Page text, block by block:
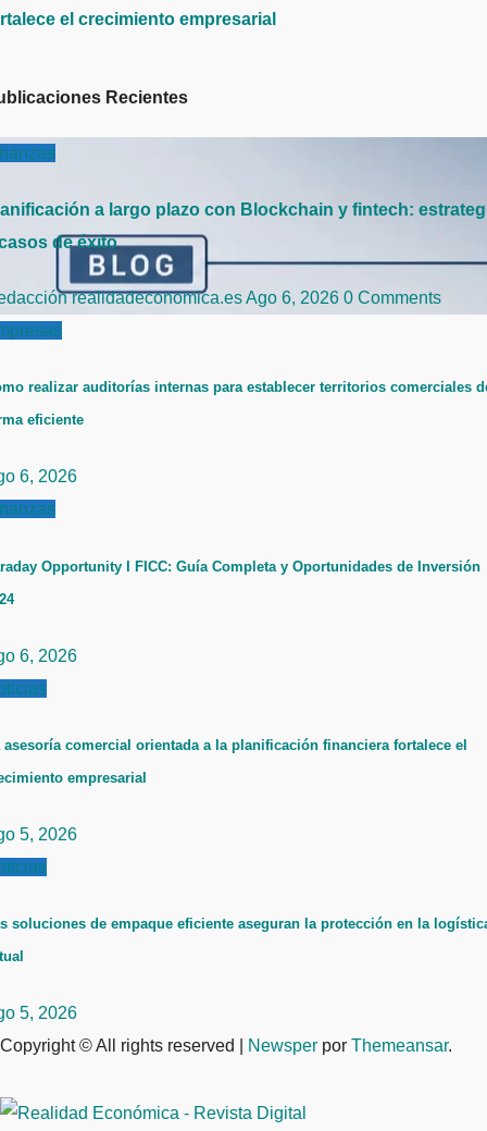
el crecimiento empresarial
Recientes
a largo plazo con Blockchain y fintech:
de éxito
realidadeconomica.esAgo 6, 2026 0 Comments
realizar auditorías internas para establecer territorios comerciales
eficiente
6, 2026
Opportunity I FICC: Guía Completa y Oportunidades de Inversión
6, 2026
asesoría comercial orientada a la planificación financiera fortalece el
empresarial
5, 2026
soluciones de empaque eficiente aseguran la protección en la
5, 2026
Copyright © All rights reserved
Newsper por Themeansar.